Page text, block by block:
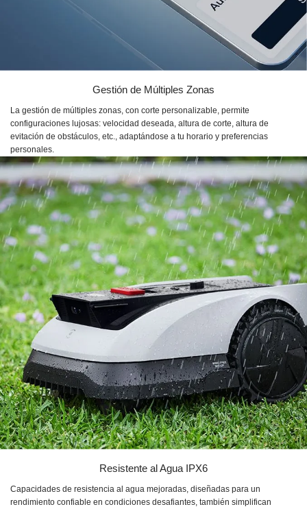
Gestión de Múltiples Zonas
La gestión de múltiples zonas, con corte personalizable, permite
configuraciones lujosas: velocidad deseada, altura de corte, altura de
evitación de obstáculos, etc., adaptándose a tu horario y preferencias
personales.
Resistente al Agua IPX6
Capacidades de resistencia al agua mejoradas, diseñadas para un
rendimiento confiable en condiciones desafiantes, también simplifican